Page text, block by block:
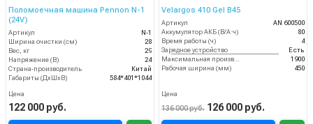
Поломоечная машина Pennon N-1
(24V)
Артикул
N-1
Ширина очистки (см)
28
Вес, кг
29
Напряжение (В)
24
Страна-производитель
Китай
Габариты (ДхШхВ)
584*401*1044
Цена
122 000 руб.
Velargos 410 Gel B45
Артикул
AN 600500
Аккумулятор АКБ (В/А·ч)
80
Время работы (ч)
4
Зарядное устройство
Есть
Максимальная производительность (кв.м/час)
1900
Рабочая ширина (мм)
450
Цена
136 000 руб. 126 000 руб.